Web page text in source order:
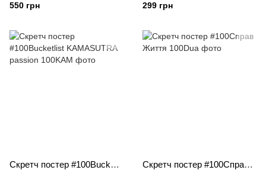
550 грн 299 грн
Скретч постер #100Bucketlist KAMASUTRA passion Cкретч постер #100Справ Життя